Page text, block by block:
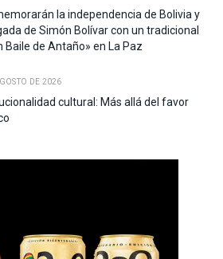
la independencia de Bolivia y
de Simón Bolívar con un tradicional
Baile de Antaño» en La Paz
DE 2026
cultural: Más allá del favor